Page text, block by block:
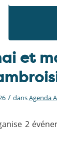
et
/ dansAgenda
2